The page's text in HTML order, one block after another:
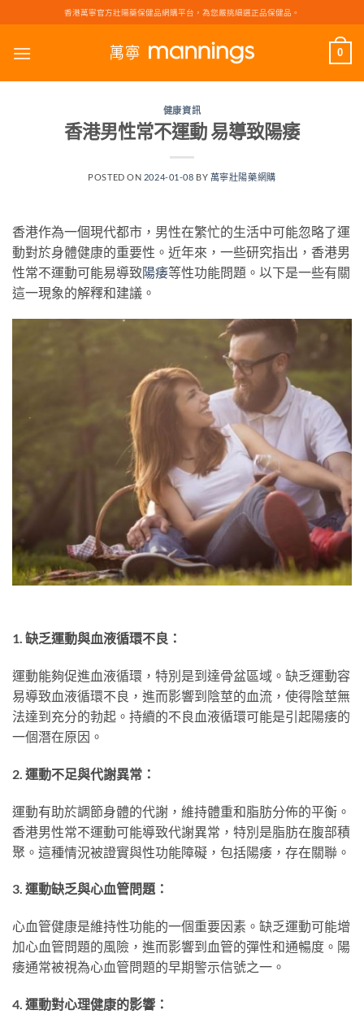
to
content
香港萬寧官方壯陽藥保健品網購平台，為您嚴挑細選正品保健品。
0
健康資訊
香港男性常不運動 易導致陽痿
POSTED ON 2024-01-08 BY 萬寧壯陽藥網購
香港作為一個現代都市，男性在繁忙的生活中可能忽略了運
動對於身體健康的重要性。近年來，一些研究指出，香港男
性常不運動可能易導致陽痿等性功能問題。以下是一些有關
這一現象的解釋和建議。
1. 缺乏運動與血液循環不良：
運動能夠促進血液循環，特別是到達骨盆區域。缺乏運動容
易導致血液循環不良，進而影響到陰莖的血流，使得陰莖無
法達到充分的勃起。持續的不良血液循環可能是引起陽痿的
一個潛在原因。
2. 運動不足與代謝異常：
運動有助於調節身體的代謝，維持體重和脂肪分佈的平衡。
香港男性常不運動可能導致代謝異常，特別是脂肪在腹部積
聚。這種情況被證實與性功能障礙，包括陽痿，存在關聯。
3. 運動缺乏與心血管問題：
心血管健康是維持性功能的一個重要因素。缺乏運動可能增
加心血管問題的風險，進而影響到血管的彈性和通暢度。陽
痿通常被視為心血管問題的早期警示信號之一。
4. 運動對心理健康的影響：